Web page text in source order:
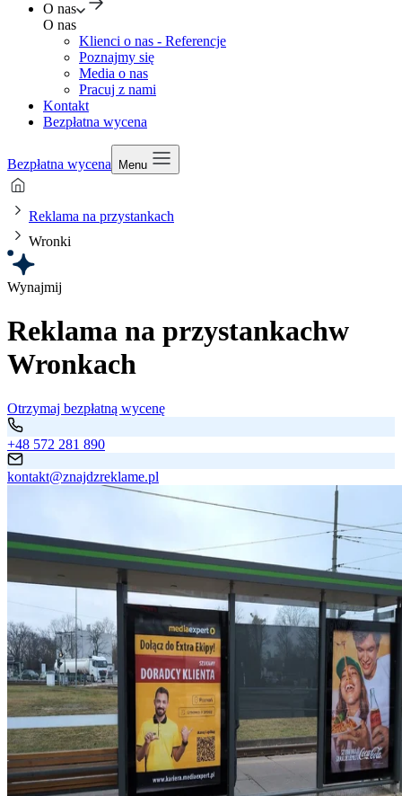
O nas
O nas
Klienci o nas - Referencje
Poznajmy się
Media o nas
Pracuj z nami
Kontakt
Bezpłatna wycena
Bezpłatna wycena Menu
Reklama na przystankach
Wronki
Wynajmij
Reklama na przystankachw
Wronkach
Otrzymaj bezpłatną wycenę
+48 572 281 890
kontakt@znajdzreklame.pl